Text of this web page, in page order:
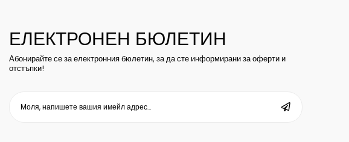
ЕЛЕКТРОНЕН БЮЛЕТИН
Абонирайте се за електронния бюлетин, за да сте информирани за оферти и
отстъпки!